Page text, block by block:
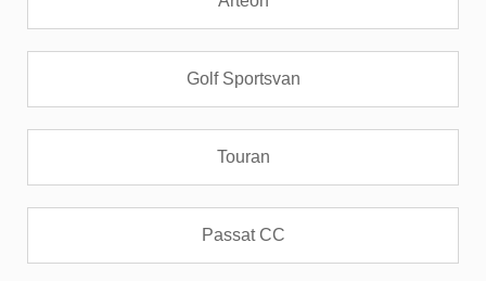
Golf Sportsvan
Touran
Passat CC